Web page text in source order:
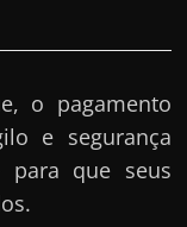
o pagamento
e segurança
para que seus